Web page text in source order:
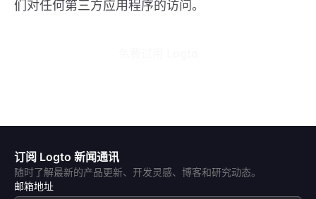
们对任何第三方应用程序的访问。
订阅 Logto 新闻通讯
随时了解最新的产品更新、开发灵感、博客和研究动态。
邮箱地址